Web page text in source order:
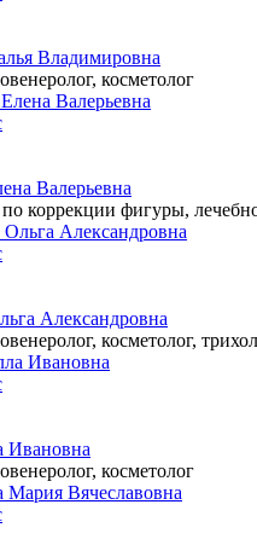
Владимировна
косметолог
Валерьевна
коррекции фигуры,
Александровна
косметолог,
Ивановна
косметолог